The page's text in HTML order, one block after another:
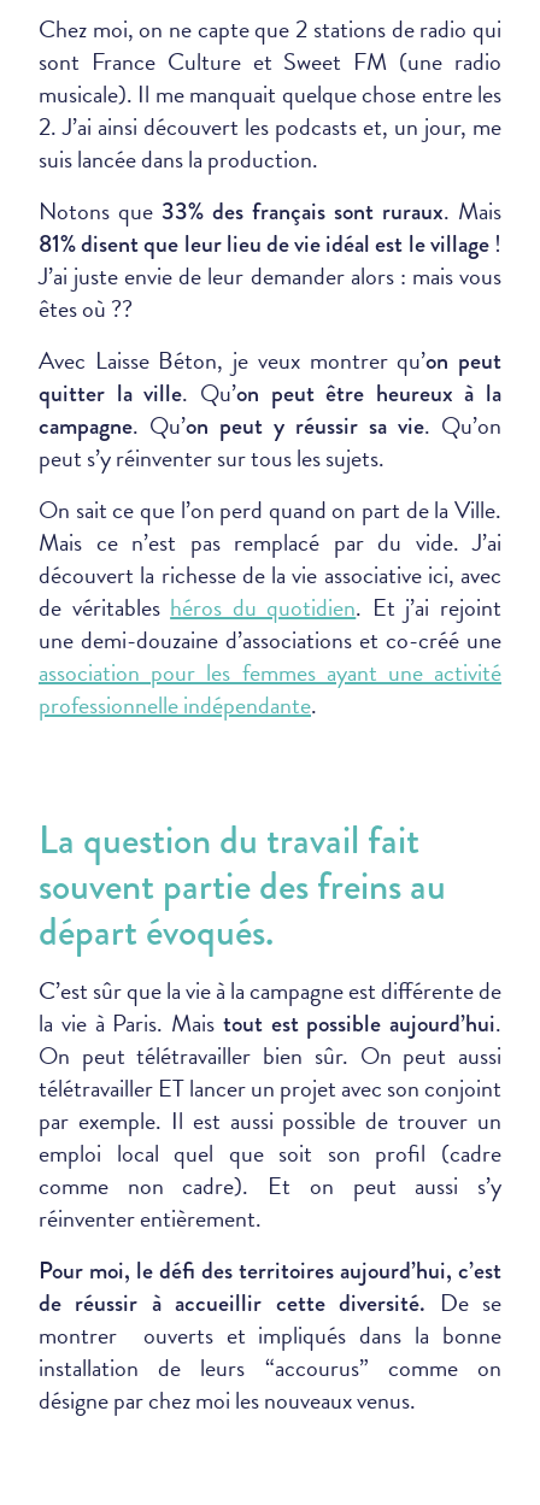
Chez moi, on ne capte que 2 stations de radio qui
sont France Culture et Sweet FM (une radio
musicale). Il me manquait quelque chose entre les
2. J’ai ainsi découvert les podcasts et, un jour, me
suis lancée dans la production.
Notons que 33% des français sont ruraux. Mais
81% disent que leur lieu de vie idéal est le village!
J’ai juste envie de leur demander alors : mais vous
êtes où ??
Avec Laisse Béton, je veux montrer qu’on peut
quitter la ville. Qu’on peut être heureux à la
campagne. Qu’on peut y réussir sa vie. Qu’on
peut s’y réinventer sur tous les sujets.
On sait ce que l’on perd quand on part de la Ville.
Mais ce n’est pas remplacé par du vide. J’ai
découvert la richesse de la vie associative ici, avec
de véritables héros du quotidien. Et j’ai rejoint
une demi-douzaine d’associations et co-créé une
association pour les femmes ayant une activité
professionnelle indépendante.
La question du travail fait
souvent partie des freins au
départ évoqués.
C’est sûr que la vie à la campagne est différente de
la vie à Paris. Mais tout est possible aujourd’hui.
On peut télétravailler bien sûr. On peut aussi
télétravailler ET lancer un projet avec son conjoint
par exemple. Il est aussi possible de trouver un
emploi local quel que soit son profil (cadre
comme non cadre). Et on peut aussi s’y
réinventer entièrement.
Pour moi, le défi des territoires aujourd’hui, c’est
de réussir à accueillir cette diversité. De se
montrer ouverts et impliqués dans la bonne
installation de leurs “accourus” comme on
désigne par chez moi les nouveaux venus.